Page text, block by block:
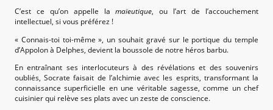
C’est ce qu’on appelle lamaïeutique, ou l’art de l’accouchement
intellectuel, si vous préférez !
« Connais-toi toi-même », un souhait gravé sur le portique du temple
d’Appolon à Delphes, devient la boussole de notre héros barbu.
En entraînant ses interlocuteurs à des révélations et des souvenirs
oubliés, Socrate faisait de l’alchimie avec les esprits, transformant la
connaissance superficielle en une véritable sagesse, comme un chef
cuisinier qui relève ses plats avec un zeste de conscience.